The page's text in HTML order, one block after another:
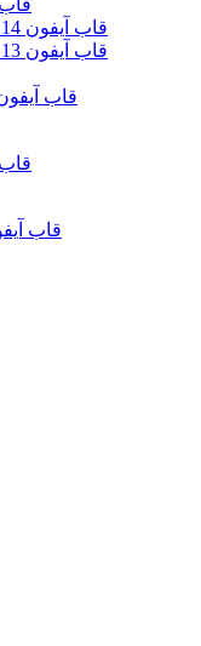
قاب آیفون 14 پرومکس و لوازم جانبی
قاب آیفون 13 پرومکس و لوازم جانبی
قاب آیفون 14 پلاس و لوازم
قاب
قاب آیفون 12 پرو و